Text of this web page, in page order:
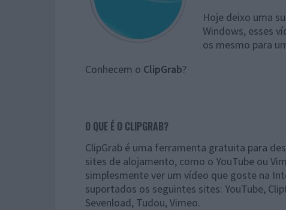
Hoje deixo uma
Windows, esses
os mesmo para
Conhecem o ClipGrab?
O QUE É O CLIPGRAB?
ClipGrab é uma ferramenta gratuita para
sites de alojamento, como o YouTube ou
simplesmente ver um vídeo que goste na
suportados os seguintes sites: YouTube,
Sevenload, Tudou, Vimeo.